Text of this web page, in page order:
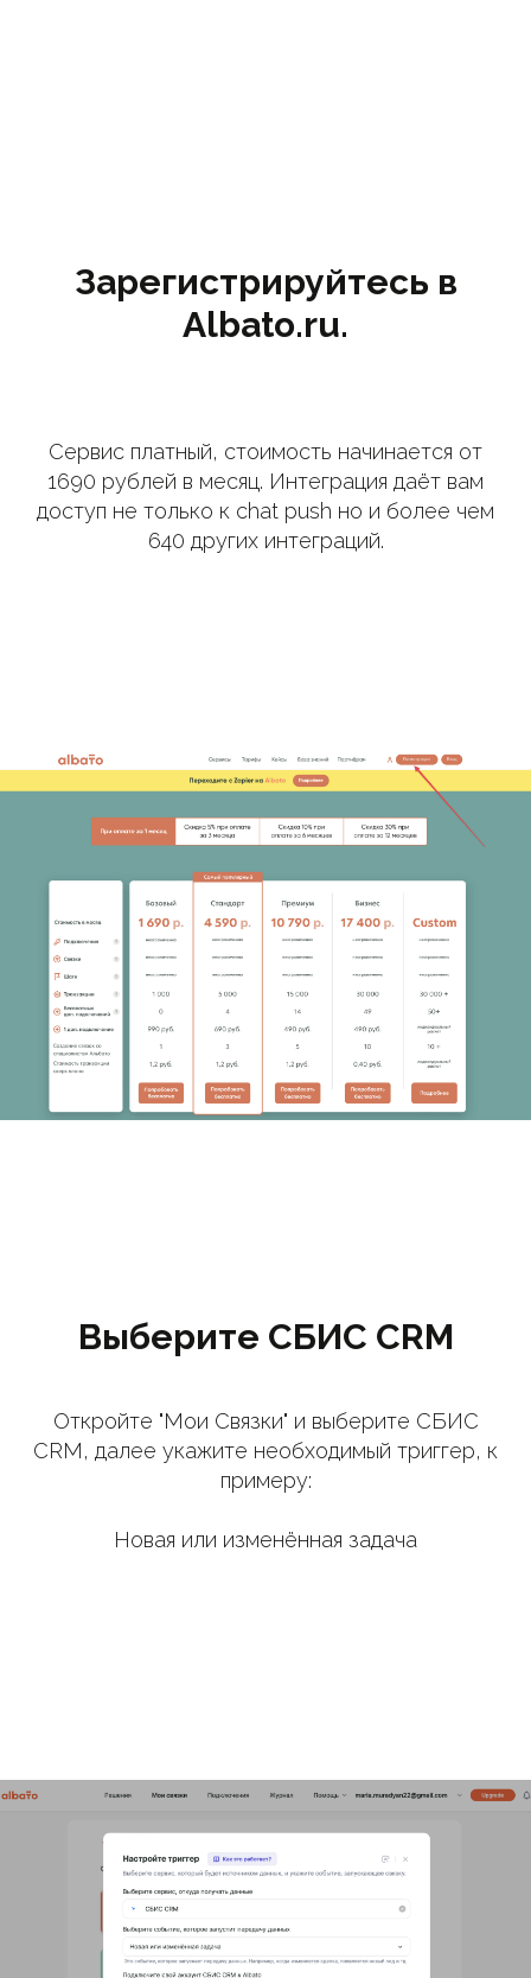
Зарегистрируйтесь в
Albato.ru.
Сервис платный, стоимость начинается от
1690 рублей в месяц. Интеграция даёт вам
доступ не только к chat push но и более чем
640 других интеграций.
Выберите СБИС CRM
Откройте "Мои Связки" и выберите СБИС
CRM, далее укажите необходимый триггер, к
примеру:
Новая или изменённая задача